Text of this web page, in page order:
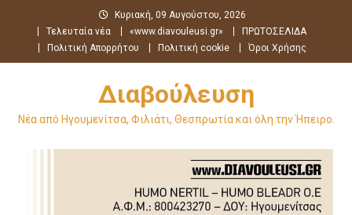
περιεχόμενο
Κυριακή, 09 Αυγούστου, 2026
Τελευταία νέα
«www.diavouleusi.gr»
ΠΡΩΤΟΣΕΛΙΔΑ
Πολιτική Απορρήτου
Πολιτική cookie Όροι Χρήσης
Διαβούλευση
Νέα από Ηγουμενίτσα, Φιλιάτι, Θεσπρωτία και όλη την Ήπειρο.